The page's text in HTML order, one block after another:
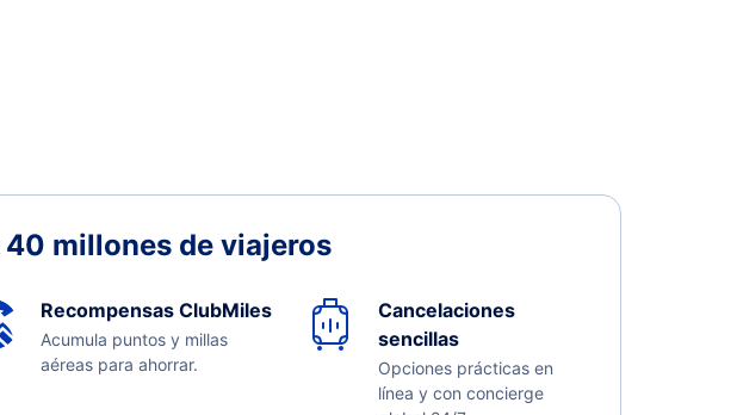
millones de viajeros
Recompensas ClubMiles
Acumula puntos y millas
aéreas para ahorrar.
Cancelaciones
sencillas
Opciones prácticas en
línea y con concierge